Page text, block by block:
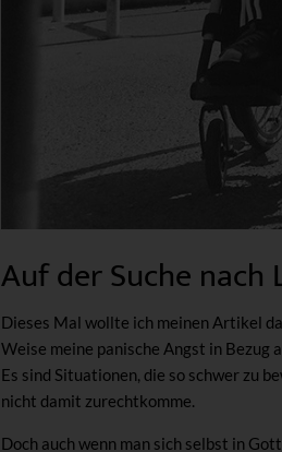
Auf der Suche nach
Dieses Mal wollte ich meinen Artikel
Weise meine panische Angst in Bezug
Es sind Situationen, die so schwer zu
nicht damit zurechtkomme.
Doch auch wenn man sich selbst in